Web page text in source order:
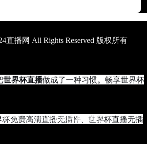
直播网 All Rights Reserved 版权所有
世界杯直播做成了一种习惯。畅享世界杯
免费高清直播无插件、世界杯直播无插
年01月01日08时00分00秒